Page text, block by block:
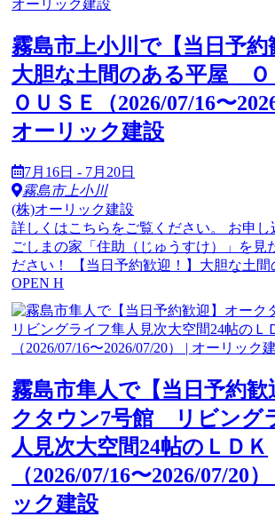
霧島市上小川で【当日予約
大胆な土間のある平屋 Ｏ
ＯＵＳＥ（2026/07/16〜
オーリック建設
7月16日 - 7月20日
霧島市上小川
(株)オーリック建設
詳しくはこちらをご覧ください。 お申
ごしまの家「住助（じゅうすけ）」を見
ださい！ 【当日予約歓迎！】大胆な土
OPEN H
霧島市隼人で【当日予約歓
クタウン7号館 リビング
人見次大空間24帖のＬＤＫ
（2026/07/16〜2026/07/20
ック建設